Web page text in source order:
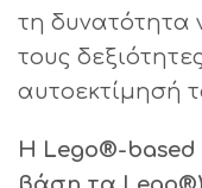
τη δυνατότητα
τους
αυτοεκτίμησή
Η Lego®-based